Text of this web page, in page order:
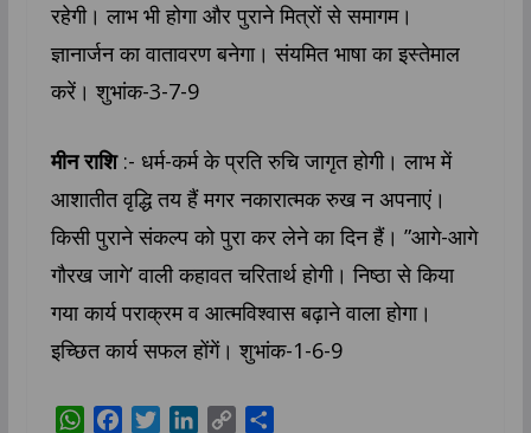
रहेगी। लाभ भी होगा और पुराने मित्रों से समागम।
ज्ञानार्जन का वातावरण बनेगा। संयमित भाषा का इस्तेमाल
करें। शुभांक-3-7-9
मीन राशि:- धर्म-कर्म के प्रति रुचि जागृत होगी। लाभ में
आशातीत वृद्धि तय हैं मगर नकारात्मक रुख न अपनाएं।
किसी पुराने संकल्प को पुरा कर लेने का दिन हैं। ”आगे-आगे
गौरख जागे’ वाली कहावत चरितार्थ होगी। निष्ठा से किया
गया कार्य पराक्रम व आत्मविश्वास बढ़ाने वाला होगा।
इच्छित कार्य सफल होंगें। शुभांक-1-6-9
W